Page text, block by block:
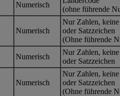
Numerisch
(ohne führende
Numerisch
Nur Zahlen,
oder Satzzeichen
(Ohne führende
Numerisch
Nur Zahlen,
oder Satzzeichen
Numerisch
Nur Zahlen,
oder Satzzeichen
(Ohne führende